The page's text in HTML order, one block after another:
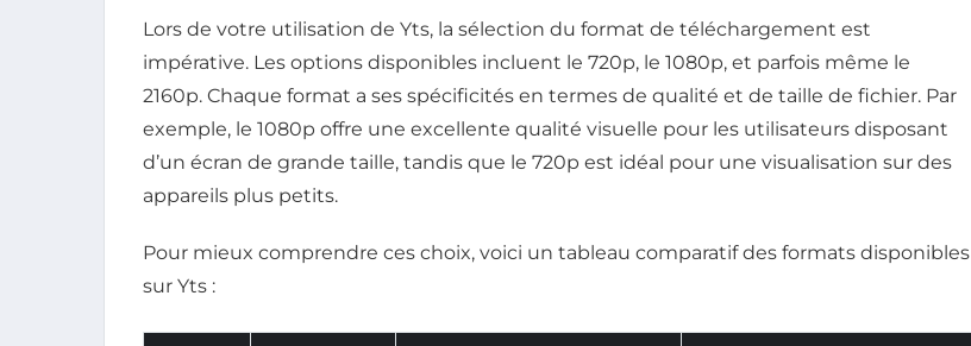
Lors de votre utilisation de Yts, la sélection du format de téléchargement est
impérative. Les options disponibles incluent le 720p, le 1080p, et parfois même le
2160p. Chaque format a ses spécificités en termes de qualité et de taille de fichier. Par
exemple, le 1080p offre une excellente qualité visuelle pour les utilisateurs disposant
d’un écran de grande taille, tandis que le 720p est idéal pour une visualisation sur des
appareils plus petits.
Pour mieux comprendre ces choix, voici un tableau comparatif des formats disponibles
sur Yts :